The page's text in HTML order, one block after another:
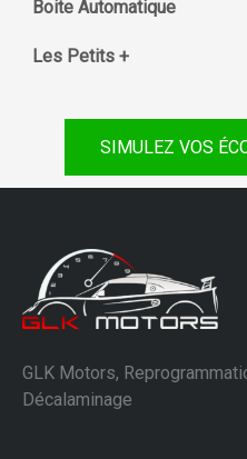
Boite Automatique
Les Petits +
SIMULEZ VOS
GLK Motors,
Décalaminage